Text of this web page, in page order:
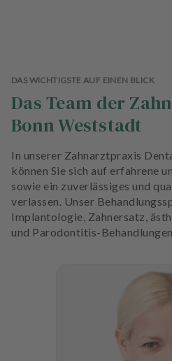
DAS WICHTIGSTE AUF EINEN BLICK
Das Team der
Bonn Weststadt
In unserer Zahnarztpraxis
können Sie sich auf erfahrene
sowie ein zuverlässiges und
verlassen. Unser
Implantologie, Zahnersatz,
und Parodontitis-Behandlungen.